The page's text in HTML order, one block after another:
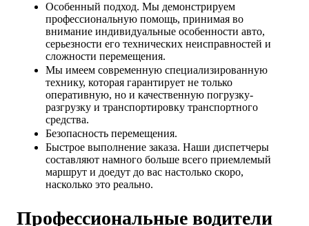
Особенный подход. Мы демонстрируем
профессиональную помощь, принимая во
внимание индивидуальные особенности авто,
серьезности его технических неисправностей и
сложности перемещения.
Мы имеем современную специализированную
технику, которая гарантирует не только
оперативную, но и качественную погрузку-
разгрузку и транспортировку транспортного
средства.
Безопасность перемещения.
Быстрое выполнение заказа. Наши диспетчеры
составляют намного больше всего приемлемый
маршрут и доедут до вас настолько скоро,
насколько это реально.
Профессиональные водители